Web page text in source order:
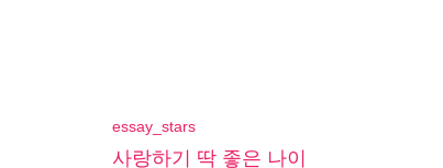
essay_stars
사랑하기 딱 좋은 나이